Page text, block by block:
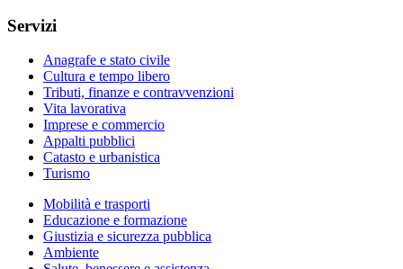
Servizi
Anagrafe e stato civile
Cultura e tempo libero
Tributi, finanze e contravvenzioni
Vita lavorativa
Imprese e commercio
Appalti pubblici
Catasto e urbanistica
Turismo
Mobilità e trasporti
Educazione e formazione
Giustizia e sicurezza pubblica
Ambiente